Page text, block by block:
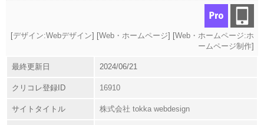
[デザイン:Webデザイン] [Web・ホームページ] [Web・ホームページ:ホ
ームページ制作]
最終更新日 2024/06/21
クリコレ登録ID 16910
サイトタイトル 株式会社 tokka webdesign